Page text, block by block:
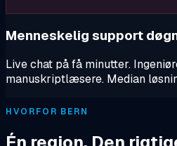
Menneskelig support
Live chat på få minutter.
manuskriptlæsere. Median
HVORFOR BERN